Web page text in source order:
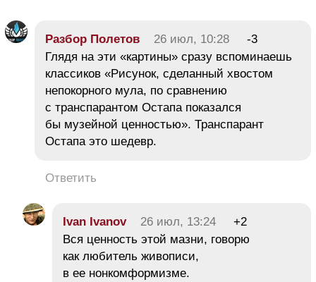
Разбор Полетов 26 июл, 10:28
-3
Глядя на эти «картины» сразу вспоминаешь
классиков «Рисунок, сделанный хвостом
непокорного мула, по сравнению
с транспарантом Остапа показался
бы музейной ценностью». Транспарант
Остапа это шедевр.
Ответить
Ivan Ivanov 26 июл, 13:24
+2
Вся ценность этой мазни, говорю
как любитель живописи,
в ее нонкомформизме.